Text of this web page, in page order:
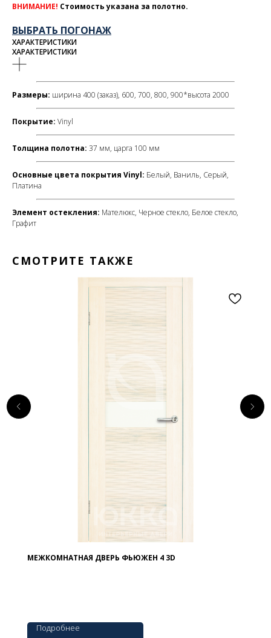
ВНИМАНИЕ! Стоимость указана за полотно.
ВЫБРАТЬ ПОГОНАЖ
ХАРАКТЕРИСТИКИ
ХАРАКТЕРИСТИКИ
Размеры: ширина 400 (заказ), 600, 700, 800, 900*высота 2000
Покрытие: Vinyl
Толщина полотна: 37 мм, царга 100 мм
Основные цвета покрытия Vinyl: Белый, Ваниль, Серый,
Платина
Элемент остекления: Мателюкс, Черное стекло, Белое стекло,
Графит
СМОТРИТЕ ТАКЖЕ
МЕЖКОМНАТНАЯ ДВЕРЬ ФЬЮЖЕН 4 3D
Подробнее